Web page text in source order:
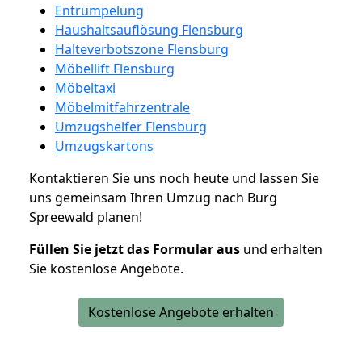
Entrümpelung
Haushaltsauflösung Flensburg
Halteverbotszone Flensburg
Möbellift Flensburg
Möbeltaxi
Möbelmitfahrzentrale
Umzugshelfer Flensburg
Umzugskartons
Kontaktieren Sie uns noch heute und lassen Sie
uns gemeinsam Ihren Umzug nach Burg
Spreewald planen!
Füllen Sie jetzt das Formular aus und erhalten
Sie kostenlose Angebote.
Kostenlose Angebote erhalten